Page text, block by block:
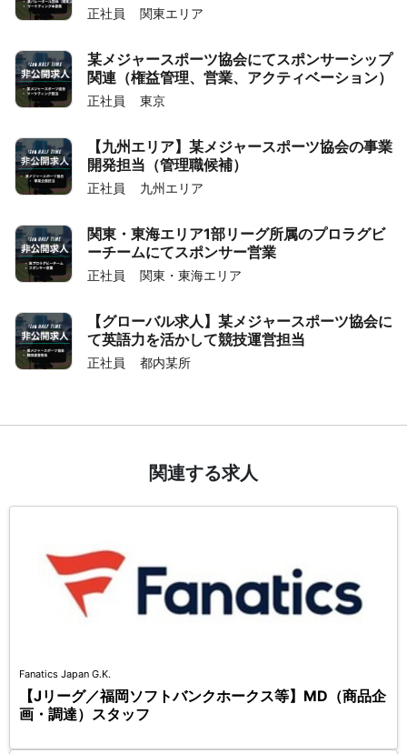
正社員 関東エリア
某メジャースポーツ協会にてスポンサーシップ
関連（権益管理、営業、アクティベーション）
正社員 東京
【九州エリア】某メジャースポーツ協会の事業
開発担当（管理職候補）
正社員 九州エリア
関東・東海エリア1部リーグ所属のプロラグビ
ーチームにてスポンサー営業
正社員 関東・東海エリア
【グローバル求人】某メジャースポーツ協会に
て英語力を活かして競技運営担当
正社員 都内某所
関連する求人
Fanatics Japan G.K.
【Jリーグ／福岡ソフトバンクホークス等】MD（商品企
画・調達）スタッフ